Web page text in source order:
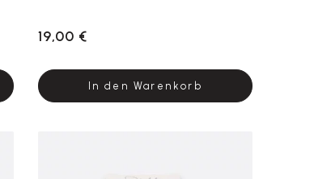
19,00 €
In den Warenkorb